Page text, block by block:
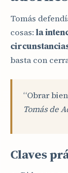
Tomás
cosas: la
basta con
“Obrar
Tomás de
Claves